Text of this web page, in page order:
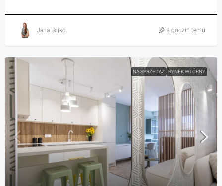
Jana Bojko 8 godzin temu
NA SPRZEDAŻ RYNEK WTÓRNY